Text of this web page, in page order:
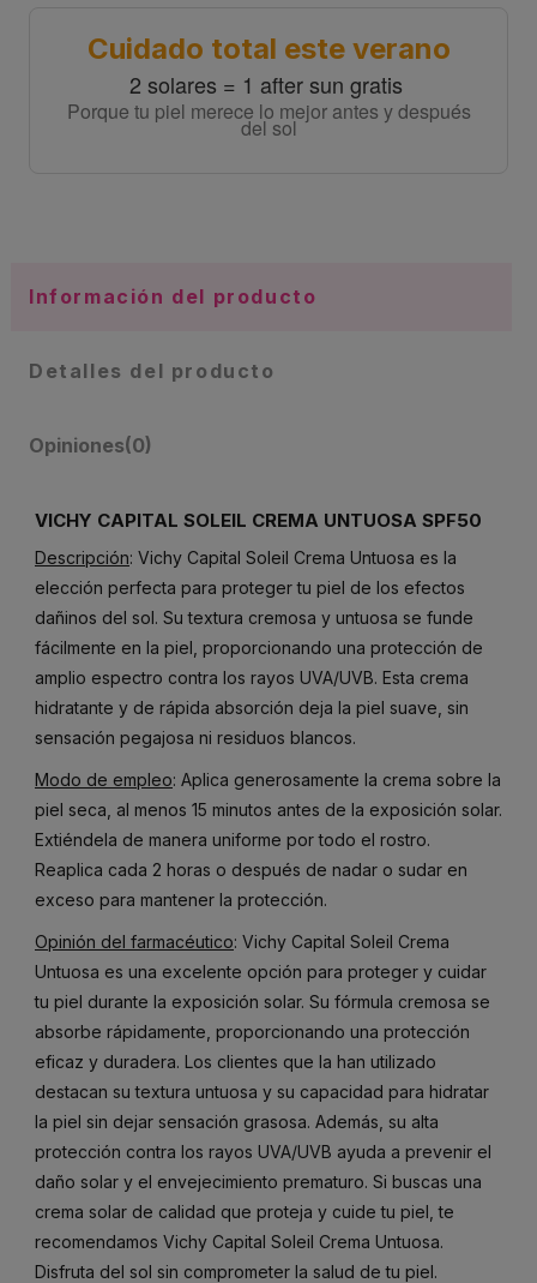
Cuidado total este verano
2 solares = 1 after sun gratis
Porque tu piel merece lo mejor antes y después
del sol
Información del producto
Detalles del producto
Opiniones(0)
VICHY CAPITAL SOLEIL CREMA UNTUOSA SPF50
Descripción: Vichy Capital Soleil Crema Untuosa es la
elección perfecta para proteger tu piel de los efectos
dañinos del sol. Su textura cremosa y untuosa se funde
fácilmente en la piel, proporcionando una protección de
amplio espectro contra los rayos UVA/UVB. Esta crema
hidratante y de rápida absorción deja la piel suave, sin
sensación pegajosa ni residuos blancos.
Modo de empleo: Aplica generosamente la crema sobre la
piel seca, al menos 15 minutos antes de la exposición solar.
Extiéndela de manera uniforme por todo el rostro.
Reaplica cada 2 horas o después de nadar o sudar en
exceso para mantener la protección.
Opinión del farmacéutico: Vichy Capital Soleil Crema
Untuosa es una excelente opción para proteger y cuidar
tu piel durante la exposición solar. Su fórmula cremosa se
absorbe rápidamente, proporcionando una protección
eficaz y duradera. Los clientes que la han utilizado
destacan su textura untuosa y su capacidad para hidratar
la piel sin dejar sensación grasosa. Además, su alta
protección contra los rayos UVA/UVB ayuda a prevenir el
daño solar y el envejecimiento prematuro. Si buscas una
crema solar de calidad que proteja y cuide tu piel, te
recomendamos Vichy Capital Soleil Crema Untuosa.
Disfruta del sol sin comprometer la salud de tu piel.